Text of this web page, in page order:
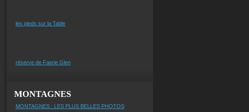
les pieds sur la Table
réserve de Faerie Glen
MONTAGNES
MONTAGNES : LES PLUS BELLES PHOTOS